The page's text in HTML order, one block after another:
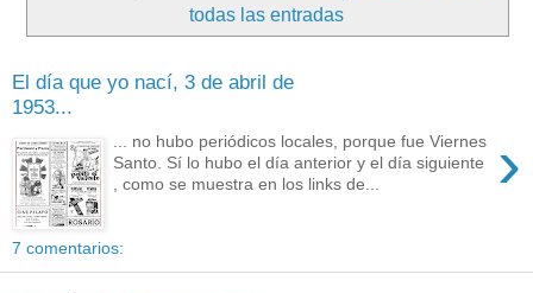
todas las entradas
El día que yo nací, 3 de abril de
1953...
›
... no hubo periódicos locales, porque fue Viernes
Santo. Sí lo hubo el día anterior y el día siguiente
, como se muestra en los links de...
7 comentarios: